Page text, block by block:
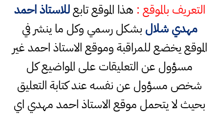
التعريف بالموقع : هذا الموقع تابعللاستاذ احمد
مهدي شلال بشكل رسمي وكل ما ينشر في
الموقع يخضع للمراقبة وموقع الاستاذ احمد غير
مسؤول عن التعليقات على المواضيع كل
شخص مسؤول عن نفسه عند كتابة التعليق
بحيث لا يتحمل موقع الاستاذ احمد مهدي اي